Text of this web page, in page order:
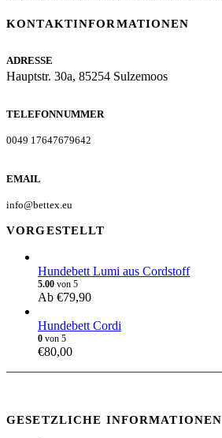
KONTAKTINFORMATIONEN
ADRESSE
Hauptstr. 30a, 85254 Sulzemoos
TELEFONNUMMER
0049 17647679642
EMAIL
info@bettex.eu
VORGESTELLT
Hundebett Lumi aus Cordstoff
5.00 von 5
Ab €79,90
Hundebett Cordi
0 von 5
€80,00
GESETZLICHE INFORMATIONEN